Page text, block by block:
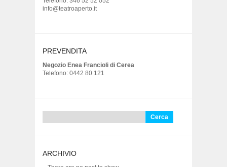
info@teatroaperto.it
PREVENDITA
Negozio Enea Francioli di Cerea
Telefono: 0442 80 121
per:
ARCHIVIO